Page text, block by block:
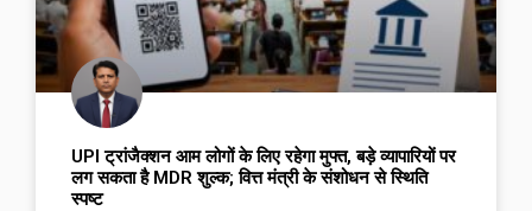
UPI ट्रांजैक्शन आम लोगों के लिए रहेगा मुफ्त, बड़े व्यापारियों पर
लग सकता है MDR शुल्क; वित्त मंत्री के संशोधन से स्थिति
स्पष्ट